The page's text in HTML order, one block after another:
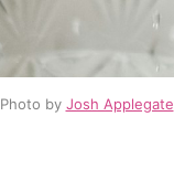
Photo by Josh Applegate